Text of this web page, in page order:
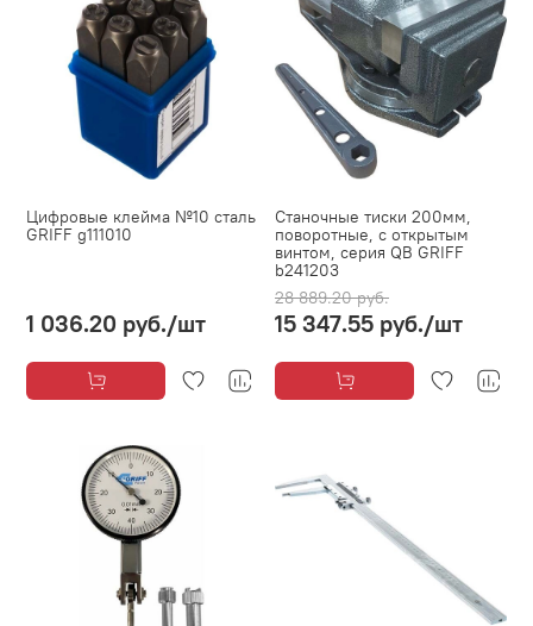
Цифровые клейма №10 сталь
GRIFF g111010
1 036.20 руб./шт
Станочные тиски 200мм,
поворотные, с открытым
винтом, серия QB GRIFF
b241203
28 889.20 руб.
15 347.55 руб./шт